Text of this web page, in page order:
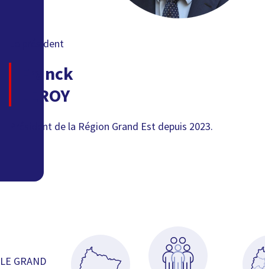
Le président
Franck
LEROY
Président de la Région Grand Est depuis 2023.
LE GRAND